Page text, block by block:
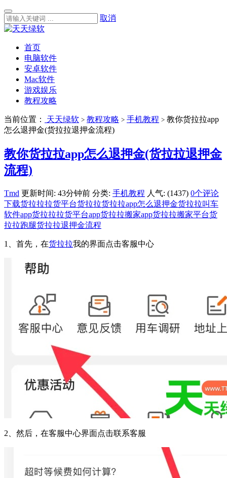
取消
首页
电脑软件
安卓软件
Mac软件
游戏娱乐
教程攻略
当前位置： 天天绿软 > 教程攻略 > 手机教程 > 教你货拉拉app
怎么退押金(货拉拉退押金流程)
教你货拉拉app怎么退押金(货拉拉退押金
流程)
Tmd 更新时间: 43分钟前 分类: 手机教程 人气: (1437) 0个评论
下载货拉拉拉货平台货拉拉货拉拉app怎么退押金货拉拉叫车
软件app货拉拉拉货平台app货拉拉搬家app货拉拉搬家平台货
拉拉跑腿货拉拉退押金流程
1、首先，在货拉拉我的界面点击客服中心
2、然后，在客服中心界面点击联系客服